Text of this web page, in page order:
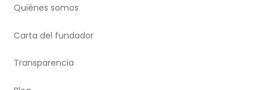
Quiénes somos
Carta del fundador
Transparencia